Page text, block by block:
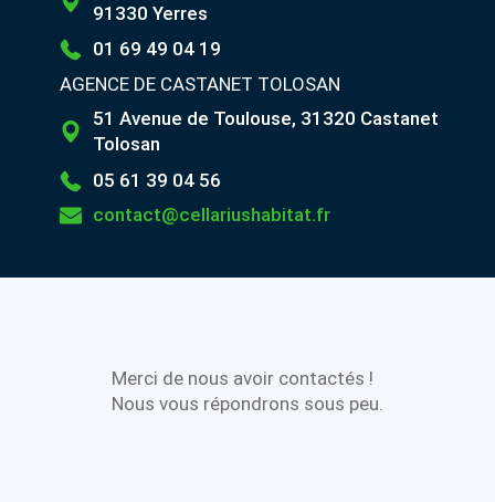
91330 Yerres
01 69 49 04 19
AGENCE DE CASTANET TOLOSAN
51 Avenue de Toulouse, 31320 Castanet
Tolosan
05 61 39 04 56
contact@cellariushabitat.fr
Merci de nous avoir contactés !
Nous vous répondrons sous peu.